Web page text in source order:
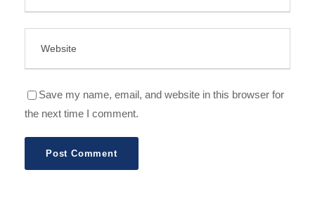
Save my name, email, and website in this browser for
the next time I comment.